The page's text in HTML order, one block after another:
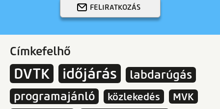
FELIRATKOZÁS
Címkefelhő
DVTK időjárás
labdarúgás
programajánló
közlekedés MVK